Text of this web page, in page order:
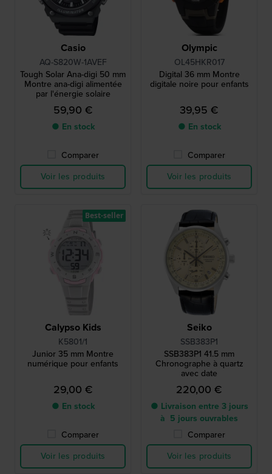
Casio
AQ-S820W-1AVEF
Tough Solar Ana-digi 50 mm
Montre ana-digi alimentée
par l'énergie solaire
59,90 €
● En stock
Comparer
Voir les produits
Olympic
OL45HKR017
Digital 36 mm Montre
digitale noire pour enfants
39,95 €
● En stock
Comparer
Voir les produits
Calypso Kids
K5801/1
Junior 35 mm Montre
numérique pour enfants
29,00 €
● En stock
Comparer
Voir les produits
Best-seller
Seiko
SSB383P1
SSB383P1 41.5 mm
Chronographe à quartz
avec date
220,00 €
● Livraison entre 3 jours
à 5 jours ouvrables
Comparer
Voir les produits